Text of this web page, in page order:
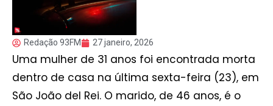
Redação 93FM 27 janeiro, 2026
Uma mulher de 31 anos foi encontrada morta
dentro de casa na última sexta-feira (23), em
São João del Rei. O marido, de 46 anos, é o